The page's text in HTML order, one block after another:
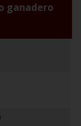
ganadero